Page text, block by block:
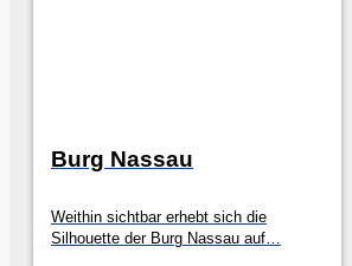
Burg Nassau
Weithin sichtbar erhebt sich die
Silhouette der Burg Nassau auf…